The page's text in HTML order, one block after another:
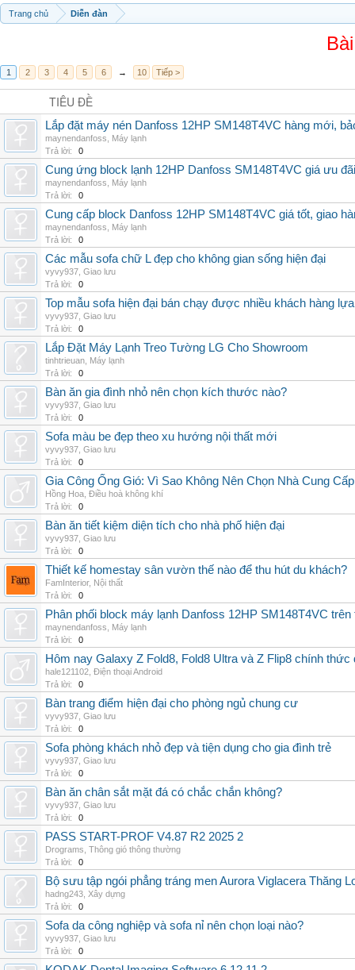
Trang chủ Diễn đàn
1 2 3 4 5 6 → 10 Tiếp >
TIÊU ĐỀ
Lắp đặt máy nén Danfoss 12HP SM148T4VC hàng mới,
maynendanfoss
Máy lạnh
Trả lời:
0
Cung ứng block lạnh 12HP Danfoss SM148T4VC giá ưu
maynendanfoss
Máy lạnh
Trả lời:
0
Cung cấp block Danfoss 12HP SM148T4VC giá tốt, giao
maynendanfoss
Máy lạnh
Trả lời:
0
Các mẫu sofa chữ L đẹp cho không gian sống hiện đại
vyvy937 Giao lưu
Trả lời:
0
Top mẫu sofa hiện đại bán chạy được nhiều khách hàng
vyvy937 Giao lưu
Trả lời:
0
Lắp Đặt Máy Lạnh Treo Tường LG Cho Showroom
tinhtrieuan Máy lạnh
Trả lời:
0
Bàn ăn gia đình nhỏ nên chọn kích thước nào?
vyvy937 Giao lưu
Trả lời:
0
Sofa màu be đẹp theo xu hướng nội thất mới
vyvy937 Giao lưu
Trả lời:
0
Gia Công Ống Gió: Vì Sao Không Nên Chọn Nhà Cung
Hồng Hoa Điều hoà không khí
Trả lời:
0
Bàn ăn tiết kiệm diện tích cho nhà phố hiện đại
vyvy937 Giao lưu
Trả lời:
0
Thiết kế homestay sân vườn thế nào để thu hút du khách?
FamInterior, Nội thất
Trả lời:
0
Phân phối block máy lạnh Danfoss 12HP SM148T4VC
maynendanfoss
Máy lạnh
Trả lời:
0
Hôm nay Galaxy Z Fold8, Fold8 Ultra và Z Flip8 chính
hale121102 Điện thoại Android
Trả lời:
0
Bàn trang điểm hiện đại cho phòng ngủ chung cư
vyvy937 Giao lưu
Trả lời:
0
Sofa phòng khách nhỏ đẹp và tiện dụng cho gia đình trẻ
vyvy937 Giao lưu
Trả lời:
0
Bàn ăn chân sắt mặt đá có chắc chắn không?
vyvy937 Giao lưu
Trả lời:
0
PASS START-PROF V4.87 R2 2025 2
Drograms Thông gió thông thường
Trả lời:
0
Bộ sưu tập ngói phẳng tráng men Aurora Viglacera Thăng
hadng243 Xây dựng
Trả lời:
0
Sofa da công nghiệp và sofa nỉ nên chọn loại nào?
vyvy937 Giao lưu
Trả lời:
0